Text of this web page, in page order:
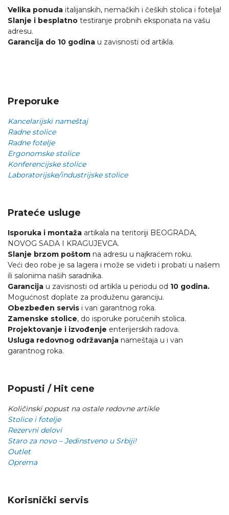
Velika ponuda italijanskih, nemačkih i čeških stolica i fotelja!
Slanje i besplatno testiranje probnih eksponata na vašu
adresu.
Garancija do 10 godina u zavisnosti od artikla.
Preporuke
Kancelarijski nameštaj
Radne stolice
Radne fotelje
Ergonomske stolice
Konferencijske stolice
Laboratorijske/industrijske stolice
Prateće usluge
Isporuka i montaža artikala na teritoriji BEOGRADA,
NOVOG SADA I KRAGUJEVCA.
Slanje brzom poštom na adresu u najkraćem roku.
Veći deo robe je sa lagera i može se videti i probati u našem
ili salonima naših saradnika.
Garancija u zavisnosti od artikla u periodu od 10 godina.
Mogućnost doplate za produženu garanciju.
Obezbeđen servis i van garantnog roka.
Zamenske stolice, do isporuke poručenih stolica.
Projektovanje i izvođenje enterijerskih radova.
Usluga redovnog održavanja nameštaja u i van
garantnog roka.
Popusti / Hit cene
Količinski popust na ostale redovne artikle
Stolice i fotelje
Rezervni delovi
Staro za novo – Jedinstveno u Srbiji!
Outlet
Oprema
Korisnički servis